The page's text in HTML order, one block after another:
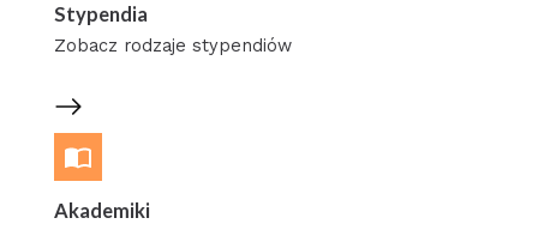
Stypendia
Zobacz rodzaje stypendiów
Akademiki